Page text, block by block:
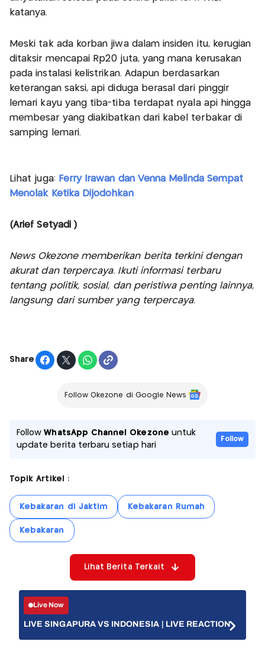
katanya.
Meski tak ada korban jiwa dalam insiden itu, kerugian
ditaksir mencapai Rp20 juta, yang mana kerusakan
pada instalasi kelistrikan. Adapun berdasarkan
keterangan saksi, api diduga berasal dari pinggir
lemari kayu yang tiba-tiba terdapat nyala api hingga
membesar yang diakibatkan dari kabel terbakar di
samping lemari.
Lihat juga: Ferry Irawan dan Venna Melinda Sempat
Menolak Ketika Dijodohkan
(Arief Setyadi )
News Okezone memberikan berita terkini dengan
akurat dan terpercaya. Ikuti informasi terbaru
tentang politik, sosial, dan peristiwa penting lainnya,
langsung dari sumber yang terpercaya.
Share
Follow Okezone di Google News
FollowWhatsApp Channel Okezone untuk
update berita terbaru setiap hari
Follow
Topik Artikel :
Kebakaran di Jaktim Kebakaran Rumah
Kebakaran
Lihat Berita Terkait
Live Now
LIVE SINGAPURA VS INDONESIA | LIVE REACTION